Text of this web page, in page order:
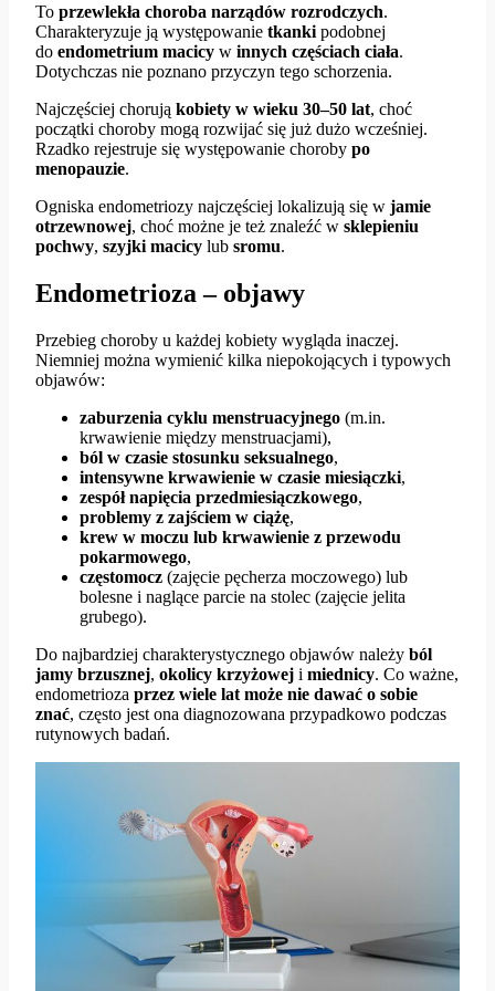
To przewlekła choroba narządów rozrodczych.
Charakteryzuje ją występowanie tkanki podobnej
do endometrium macicy w innych częściach ciała.
Dotychczas nie poznano przyczyn tego schorzenia.
Najczęściej chorują kobiety w wieku 30–50 lat, choć
początki choroby mogą rozwijać się już dużo wcześniej.
Rzadko rejestruje się występowanie choroby po
menopauzie.
Ogniska endometriozy najczęściej lokalizują się w jamie
otrzewnowej, choć możne je też znaleźć w sklepieniu
pochwy, szyjki macicy lub sromu.
Endometrioza – objawy
Przebieg choroby u każdej kobiety wygląda inaczej.
Niemniej można wymienić kilka niepokojących i typowych
objawów:
zaburzenia cyklu menstruacyjnego (m.in.
krwawienie między menstruacjami),
ból w czasie stosunku seksualnego,
intensywne krwawienie w czasie miesiączki,
zespół napięcia przedmiesiączkowego,
problemy z zajściem w ciążę,
krew w moczu lub krwawienie z przewodu
pokarmowego,
częstomocz (zajęcie pęcherza moczowego) lub
bolesne i naglące parcie na stolec (zajęcie jelita
grubego).
Do najbardziej charakterystycznego objawów należy ból
jamy brzusznej, okolicy krzyżowej i miednicy. Co ważne,
endometrioza przez wiele lat może nie dawać o sobie
znać, często jest ona diagnozowana przypadkowo podczas
rutynowych badań.